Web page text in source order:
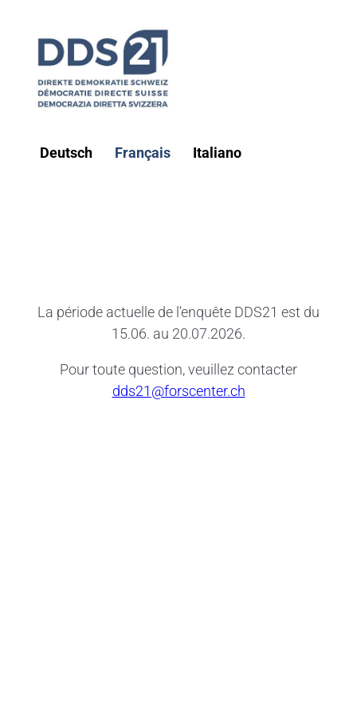
Deutsch Français Italiano
La période actuelle de l'enquête DDS21 est du
15.06. au 20.07.2026.
Pour toute question, veuillez contacter
dds21@forscenter.ch